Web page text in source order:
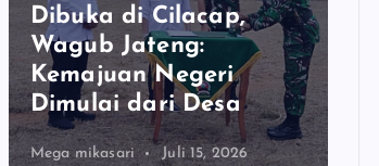
Dibuka di Cilacap,
Wagub Jateng:
Kemajuan Negeri
Dimulai dari Desa
Mega mikasari Juli 15, 2026